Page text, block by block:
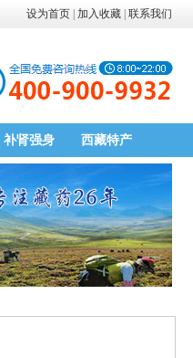
设为首页 加入收藏 联系我们
补肾强身 西藏特产